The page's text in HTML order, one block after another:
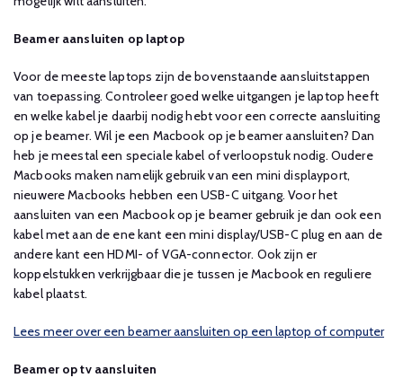
Beamer aansluiten op laptop
Voor de meeste laptops zijn de bovenstaande aansluitstappen
van toepassing. Controleer goed welke uitgangen je laptop heeft
en welke kabel je daarbij nodig hebt voor een correcte aansluiting
op je beamer. Wil je een Macbook op je beamer aansluiten? Dan
heb je meestal een speciale kabel of verloopstuk nodig. Oudere
Macbooks maken namelijk gebruik van een mini displayport,
nieuwere Macbooks hebben een USB-C uitgang. Voor het
aansluiten van een Macbook op je beamer gebruik je dan ook een
kabel met aan de ene kant een mini display/USB-C plug en aan de
andere kant een HDMI- of VGA-connector. Ook zijn er
koppelstukken verkrijgbaar die je tussen je Macbook en reguliere
kabel plaatst.
Lees meer over een beamer aansluiten op een laptop of computer
Beamer op tv aansluiten